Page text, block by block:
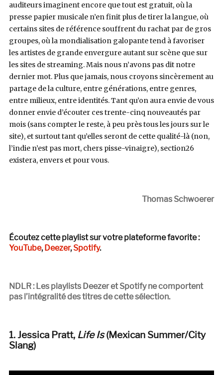
auditeurs imaginent encore que tout est gratuit, où la
presse papier musicale n’en finit plus de tirer la langue, où
certains sites de référence souffrent du rachat par de gros
groupes, où la mondialisation galopante tend à favoriser
les artistes de grande envergure autant sur scène que sur
les sites de streaming. Mais nous n’avons pas dit notre
dernier mot. Plus que jamais, nous croyons sincèrement au
partage de la culture, entre générations, entre genres,
entre milieux, entre identités. Tant qu’on aura envie de vous
donner envie d’écouter ces trente-cinq nouveautés par
mois (sans compter le reste, à peu près tous les jours sur le
site), et surtout tant qu’elles seront de cette qualité-là (non,
l’indie n’est pas mort, chers pisse-vinaigre), section26
existera, envers et pour vous.
Thomas Schwoerer
Écoutez cette playlist sur votre plateforme favorite :
YouTube,Deezer,Spotify.
NDLR : Les playlists Deezer et Spotify ne comportent
pas l’intégralité des titres de cette sélection.
1. Jessica Pratt,Life Is(Mexican Summer/City
Slang)